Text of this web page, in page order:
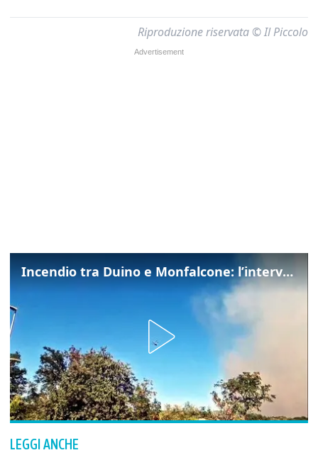
Riproduzione riservata © Il Piccolo
Incendio tra Duino e Monfalcone: l’intervento dei vigili del fuoco
LEGGI ANCHE